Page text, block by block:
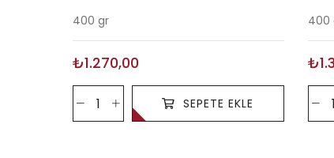
400 gr
₺1.270,00
SEPETE EKLE
400